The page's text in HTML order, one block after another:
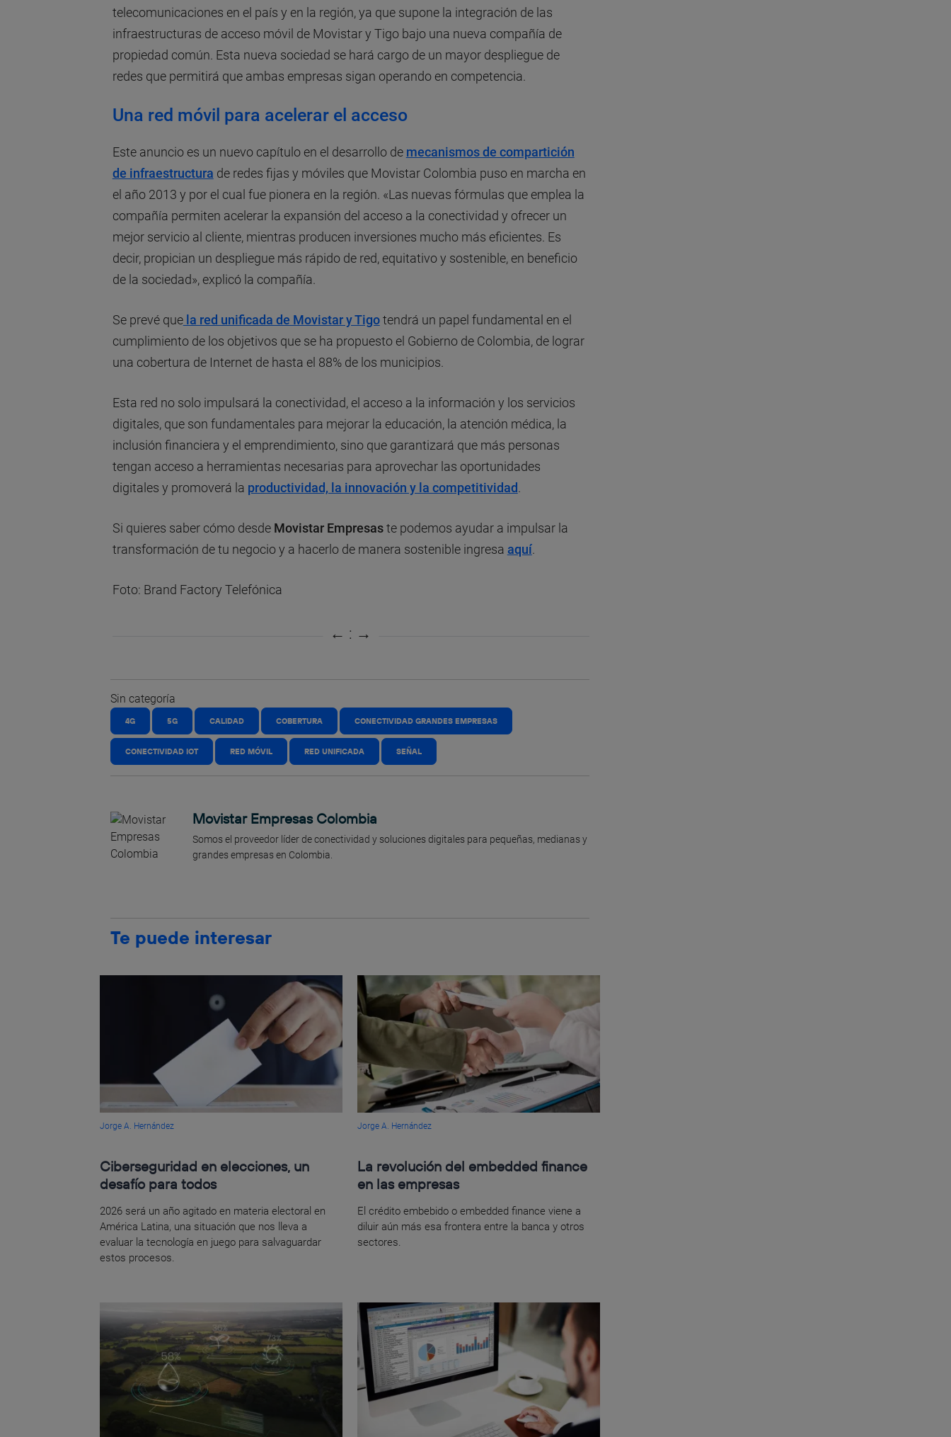
telecomunicaciones en el país y en la región, ya que supone la integración de las
infraestructuras de acceso móvil de Movistar y Tigo bajo una nueva compañía de
propiedad común. Esta nueva sociedad se hará cargo de un mayor despliegue de
redes que permitirá que ambas empresas sigan operando en competencia.
Una red móvil para acelerar el acceso
Este anuncio es un nuevo capítulo en el desarrollo de mecanismos de compartición
de infraestructura de redes fijas y móviles que Movistar Colombia puso en marcha en
el año 2013 y por el cual fue pionera en la región. «Las nuevas fórmulas que emplea la
compañía permiten acelerar la expansión del acceso a la conectividad y ofrecer un
mejor servicio al cliente, mientras producen inversiones mucho más eficientes. Es
decir, propician un despliegue más rápido de red, equitativo y sostenible, en beneficio
de la sociedad», explicó la compañía.
Se prevé quela red unificada de Movistar y Tigotendrá un papel fundamental en el
cumplimiento de los objetivos que se ha propuesto el Gobierno de Colombia, de lograr
una cobertura de Internet de hasta el 88% de los municipios.
Esta red no solo impulsará la conectividad, el acceso a la información y los servicios
digitales, que son fundamentales para mejorar la educación, la atención médica, la
inclusión financiera y el emprendimiento, sino que garantizará que más personas
tengan acceso a herramientas necesarias para aprovechar las oportunidades
digitales y promoverá la productividad, la innovación y la competitividad.
Si quieres saber cómo desde Movistar Empresaste podemos ayudar a impulsar la
transformación de tu negocio y a hacerlo de manera sostenible ingresa aquí.
Foto: Brand Factory Telefónica
Sin categoría
4G 5G CALIDAD COBERTURA CONECTIVIDAD GRANDES EMPRESAS
CONECTIVIDAD IOT RED MÓVIL RED UNIFICADA SEÑAL
Movistar Empresas Colombia
Somos el proveedor líder de conectividad y soluciones digitales para pequeñas, medianas y
grandes empresas en Colombia.
Te puede interesar
Jorge A. Hernández
Ciberseguridad en elecciones, un
desafío para todos
2026 será un año agitado en materia electoral en
América Latina, una situación que nos lleva a
evaluar la tecnología en juego para salvaguardar
estos procesos.
Jorge A. Hernández
La revolución del embedded finance
en las empresas
El crédito embebido o embedded finance viene a
diluir aún más esa frontera entre la banca y otros
sectores.